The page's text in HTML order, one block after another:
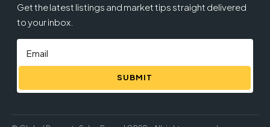
Get the latest listings and market tips straight delivered
to your inbox.
SUBMIT